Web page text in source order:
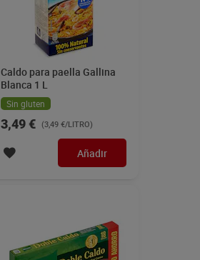
Caldo para paella Gallina
Blanca 1 L
Sin gluten
3,49 € (3,49 €/LITRO)
Añadir